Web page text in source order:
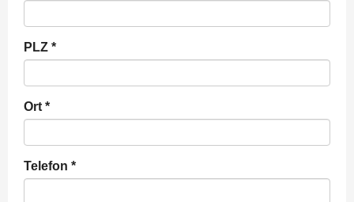
PLZ *
Ort *
Telefon *